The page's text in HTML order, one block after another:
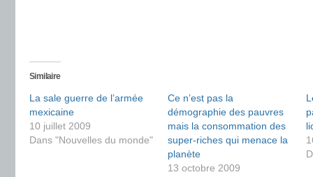
Similaire
La sale guerre de l’armée
mexicaine
10 juillet 2009
Dans "Nouvelles du monde"
Ce n’est pas la
démographie des pauvres
mais la consommation des
super-riches qui menace la
planète
13 octobre 2009